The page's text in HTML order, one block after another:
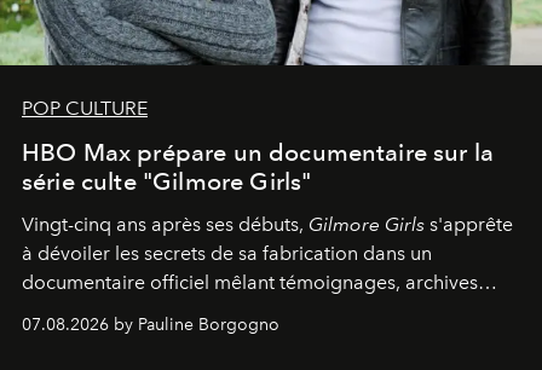
POP CULTURE
HBO Max prépare un documentaire sur la
série culte "Gilmore Girls"
Vingt-cinq ans après ses débuts, Gilmore Girls s'apprête
à dévoiler les secrets de sa fabrication dans un
documentaire officiel mêlant témoignages, archives
inédites et plongée dans les coulisses d'un phénomène
générationnel.
07.08.2026 by Pauline Borgogno